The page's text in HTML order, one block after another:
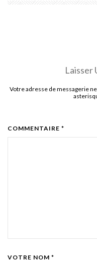
Laisser
Votre adresse de messagerie
COMMENTAIRE *
VOTRE NOM *